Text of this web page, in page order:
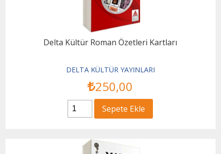
Delta Kültür Roman Özetleri Kartları
DELTA KÜLTÜR YAYINLARI
250,00
Sepete Ekle